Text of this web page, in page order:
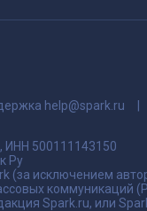
help@spark.ru
ИНН 500111143150
Ру
(за исключением
Spark.ru, или